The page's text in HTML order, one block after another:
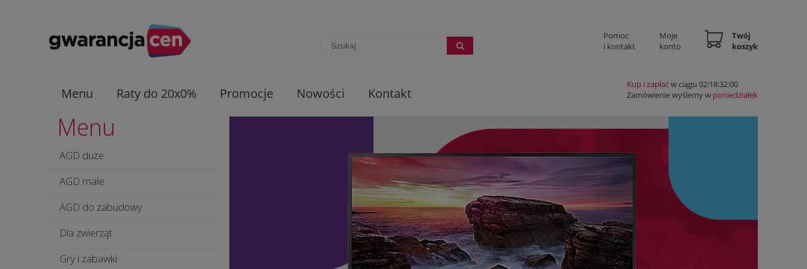
Pomoc
i kontakt
Moje
konto
Twój
koszyk
Menu Raty do 20x0% Promocje Nowości Kontakt
Kup i zapłaćw ciągu 02:18:32:00
Zamówienie wyślemy w poniedziałek
Menu
AGD duże
AGD małe
AGD do zabudowy
Dla zwierząt
Gry i zabawki